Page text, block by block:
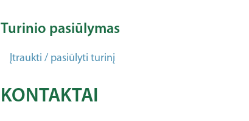
Turinio pasiūlymas
Įtraukti / pasiūlyti turinį
KONTAKTAI